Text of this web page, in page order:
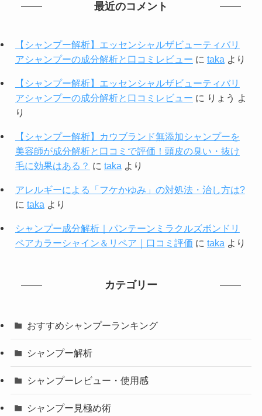
最近のコメント
【シャンプー解析】エッセンシャルザビューティバリ
アシャンプーの成分解析と口コミレビュー に taka より
【シャンプー解析】エッセンシャルザビューティバリ
アシャンプーの成分解析と口コミレビュー に りょう よ
り
【シャンプー解析】カウブランド無添加シャンプーを
美容師が成分解析と口コミで評価！頭皮の臭い・抜け
毛に効果はある？ に taka より
アレルギーによる「フケかゆみ」の対処法・治し方は?
に taka より
シャンプー成分解析｜パンテーンミラクルズボンドリ
ペアカラーシャイン＆リペア｜口コミ評価 に taka より
カテゴリー
おすすめシャンプーランキング
シャンプー解析
シャンプーレビュー・使用感
シャンプー見極め術